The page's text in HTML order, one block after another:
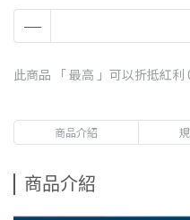
此商品 「 最高 」可以折抵紅利
商品介紹
商品介紹